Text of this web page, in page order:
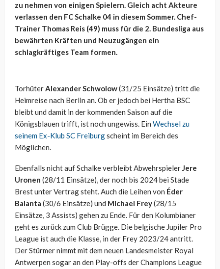
zu nehmen von einigen Spielern. Gleich acht Akteure
verlassen den FC Schalke 04 in diesem Sommer. Chef-
Trainer Thomas Reis (49) muss für die 2. Bundesliga aus
bewährten Kräften und Neuzugängen ein
schlagkräftiges Team formen.
TorhüterAlexander Schwolow(31/25 Einsätze) tritt die
Heimreise nach Berlin an. Ob er jedoch bei Hertha BSC
bleibt und damit in der kommenden Saison auf die
Königsblauen trifft, ist noch ungewiss. Ein Wechsel zu
seinem Ex-Klub SC Freiburgscheint im Bereich des
Möglichen.
Ebenfalls nicht auf Schalke verbleibt AbwehrspielerJere
Uronen (28/11 Einsätze), der noch bis 2024 bei Stade
Brest unter Vertrag steht. Auch die Leihen von Éder
Balanta (30/6 Einsätze) und Michael Frey(28/15
Einsätze, 3 Assists) gehen zu Ende. Für den Kolumbianer
geht es zurück zum Club Brügge. Die belgische Jupiler Pro
League ist auch die Klasse, in der Frey 2023/24 antritt.
Der Stürmer nimmt mit dem neuen Landesmeister Royal
Antwerpen sogar an den Play-offs der Champions League